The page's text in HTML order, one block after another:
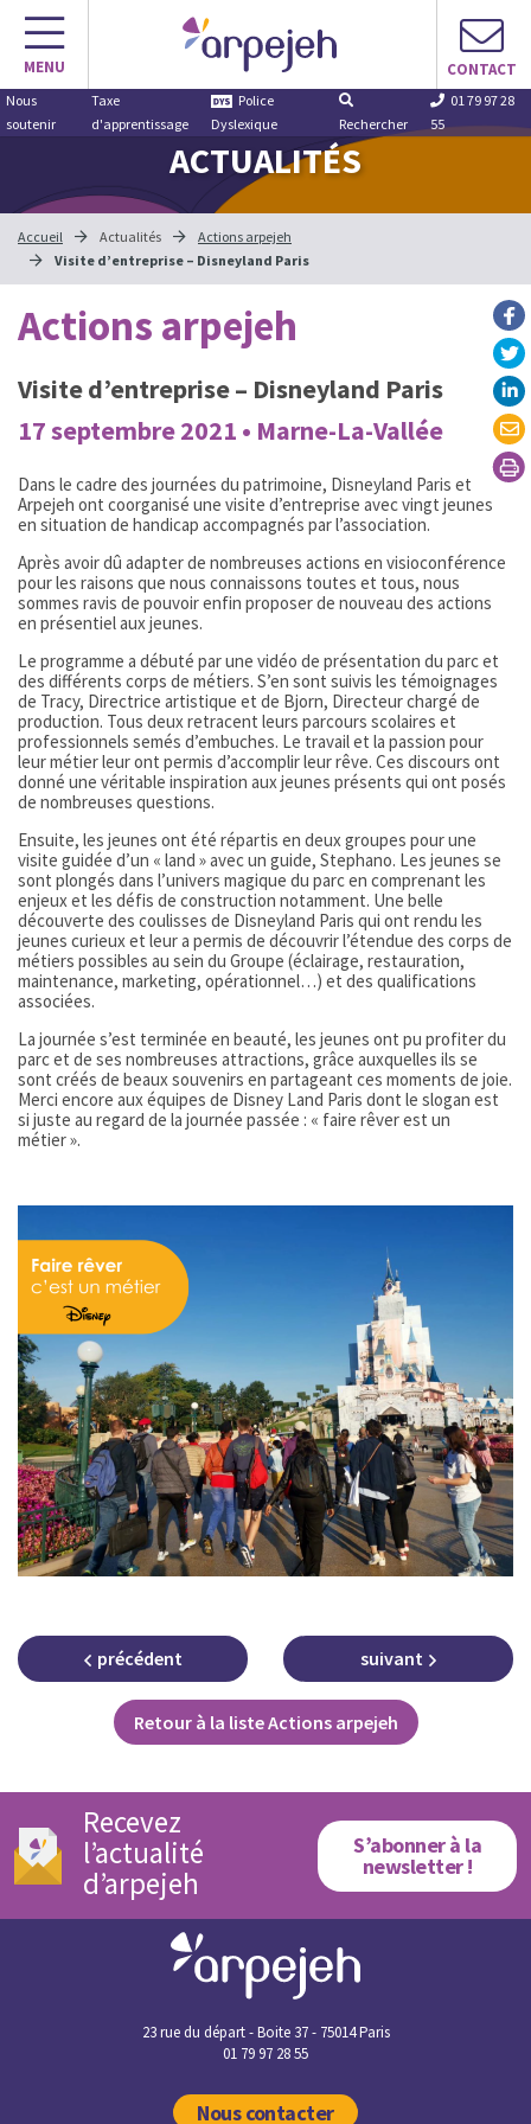
Aller
contenu
MENU CONTACT
Nous
soutenir
Taxe
d'apprentissage
Police
Dyslexique
Rechercher
01 79 97 28
55
ACTUALITÉS
Accueil Actualités
Actions arpejeh
Visite d’entreprise – Disneyland Paris
Actions arpejeh
Visite d’entreprise – Disneyland Paris
17 septembre 2021 • Marne-La-Vallée
Dans le cadre des journées du patrimoine, Disneyland Paris et
Arpejeh ont coorganisé une visite d’entreprise avec vingt jeunes
en situation de handicap accompagnés par l’association.
Après avoir dû adapter de nombreuses actions en visioconférence
pour les raisons que nous connaissons toutes et tous, nous
sommes ravis de pouvoir enfin proposer de nouveau des actions
en présentiel aux jeunes.
Le programme a débuté par une vidéo de présentation du parc et
des différents corps de métiers. S’en sont suivis les témoignages
de Tracy, Directrice artistique et de Bjorn, Directeur chargé de
production. Tous deux retracent leurs parcours scolaires et
professionnels semés d’embuches. Le travail et la passion pour
leur métier leur ont permis d’accomplir leur rêve. Ces discours ont
donné une véritable inspiration aux jeunes présents qui ont posés
de nombreuses questions.
Ensuite, les jeunes ont été répartis en deux groupes pour une
visite guidée d’un « land » avec un guide, Stephano. Les jeunes se
sont plongés dans l’univers magique du parc en comprenant les
enjeux et les défis de construction notamment. Une belle
découverte des coulisses de Disneyland Paris qui ont rendu les
jeunes curieux et leur a permis de découvrir l’étendue des corps de
métiers possibles au sein du Groupe (éclairage, restauration,
maintenance, marketing, opérationnel…) et des qualifications
associées.
La journée s’est terminée en beauté, les jeunes ont pu profiter du
parc et de ses nombreuses attractions, grâce auxquelles ils se
sont créés de beaux souvenirs en partageant ces moments de joie.
Merci encore aux équipes de Disney Land Paris dont le slogan est
si juste au regard de la journée passée : « faire rêver est un
métier ».
précédent
Retour à la liste Actions arpejeh
suivant
Recevez
l’actualité
d’arpejeh
S’abonner à la
newsletter !
23 rue du départ - Boite 37 - 75014 Paris
01 79 97 28 55
Nous contacter